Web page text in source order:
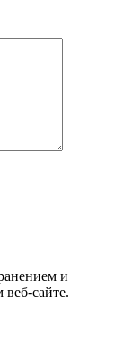
и
сайте.